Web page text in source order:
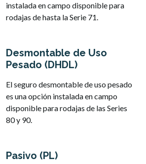
instalada en campo disponible para
rodajas de hasta la Serie 71.
Desmontable de Uso
Pesado (DHDL)
El seguro desmontable de uso pesado
es una opción instalada en campo
disponible para rodajas de las Series
80 y 90.
Pasivo (PL)